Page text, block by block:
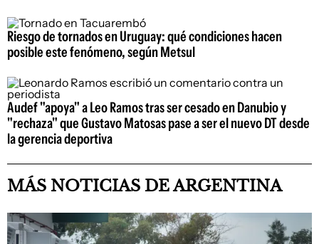
Riesgo de tornados en Uruguay: qué condiciones hacen
posible este fenómeno, según Metsul
Audef "apoya" a Leo Ramos tras ser cesado en Danubio y
"rechaza" que Gustavo Matosas pase a ser el nuevo DT desde
la gerencia deportiva
MÁS NOTICIAS DE ARGENTINA